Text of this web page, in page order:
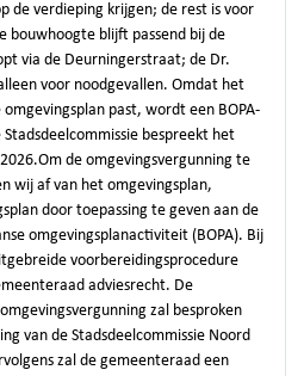
de verdieping krijgen; de rest is voor
bouwhoogte blijft passend bij de
via de Deurningerstraat; de Dr.
voor noodgevallen. Omdat het
past, wordt een BOPA-
bespreekt het
de omgevingsvergunning te
wij af van het omgevingsplan,
door toepassing te geven aan de
omgevingsplanactiviteit (BOPA). Bij
voorbereidingsprocedure
adviesrecht. De
zal besproken
van de Stadsdeelcommissie Noord
zal de gemeenteraad een